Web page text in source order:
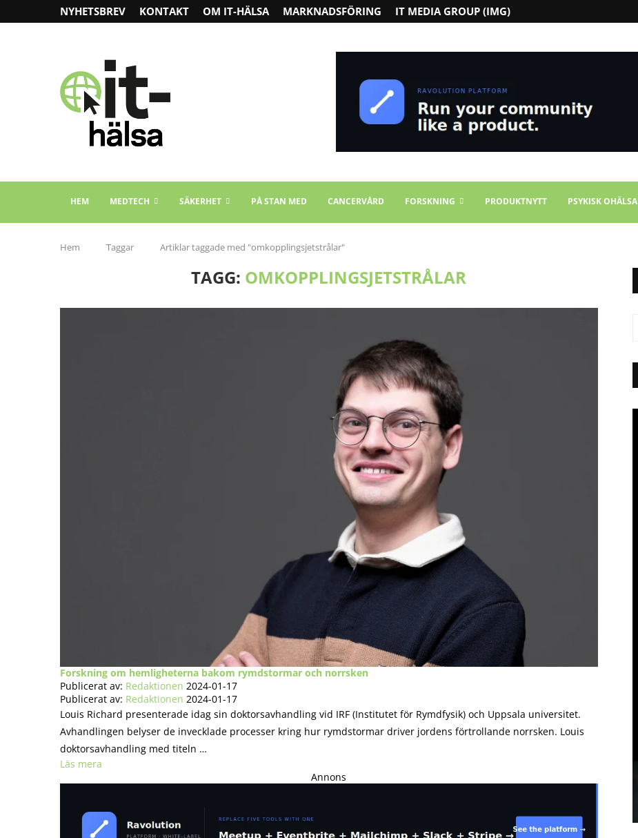
NYHETSBREV KONTAKT OM IT-HÄLSA MARKNADSFÖRING IT MEDIA GROUP (IMG)
HEM MEDTECH SÄKERHET PÅ STAN MED CANCERVÅRD FORSKNING PRODUKTNYTT PSYKISK OHÄLSA
Hem Taggar Artiklar taggade med "omkopplingsjetstrålar"
TAGG: OMKOPPLINGSJETSTRÅLAR
Forskning om hemligheterna bakom rymdstormar och norrsken
Publicerat av: Redaktionen 2024-01-17
Publicerat av: Redaktionen 2024-01-17
Louis Richard presenterade idag sin doktorsavhandling vid IRF (Institutet för Rymdfysik) och Uppsala universitet.
Avhandlingen belyser de invecklade processer kring hur rymdstormar driver jordens förtrollande norrsken. Louis
doktorsavhandling med titeln …
Läs mera
Annons